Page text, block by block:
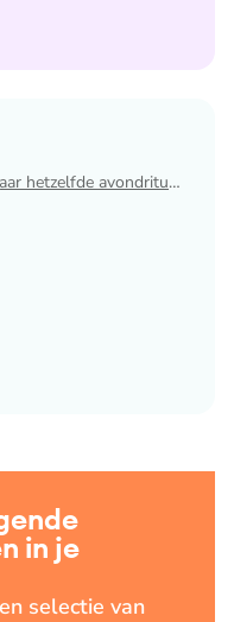
Blog Jurgen | Al 9 jaar hetzelfde avondritueel
9 jaar hetzelfde
in je
selectie van